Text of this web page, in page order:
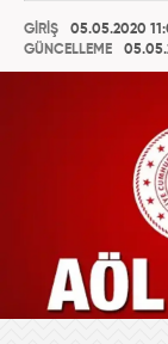
GİRİŞ
05.05.2020
GÜNCELLEME